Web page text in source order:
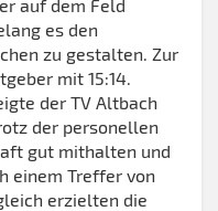
auf dem Feld
es den
zu gestalten. Zur
mit 15:14.
der TV Altbach
der personellen
gut mithalten und
einem Treffer von
erzielten die